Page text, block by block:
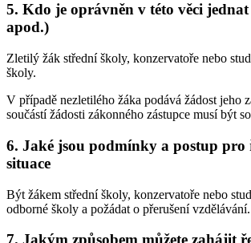
5. Kdo je oprávněn v této věci
apod.)
Zletilý žák střední školy, konzervatoře nebo
školy.
V případě nezletilého žáka podává žádost jeho
součástí žádosti zákonného zástupce musí být
6. Jaké jsou podmínky a postup pro
situace
Být žákem střední školy, konzervatoře nebo
odborné školy a požádat o přerušení vzdělávání.
7. Jakým způsobem můžete zahájit